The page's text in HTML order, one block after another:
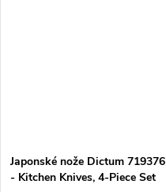
Japonské nože Dictum 719376
- Kitchen Knives, 4-Piece Set